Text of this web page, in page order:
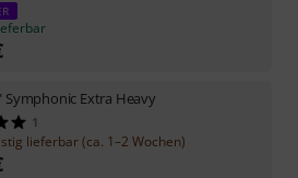
Symphonic Extra Heavy
1
lieferbar (ca. 1–2 Wochen)